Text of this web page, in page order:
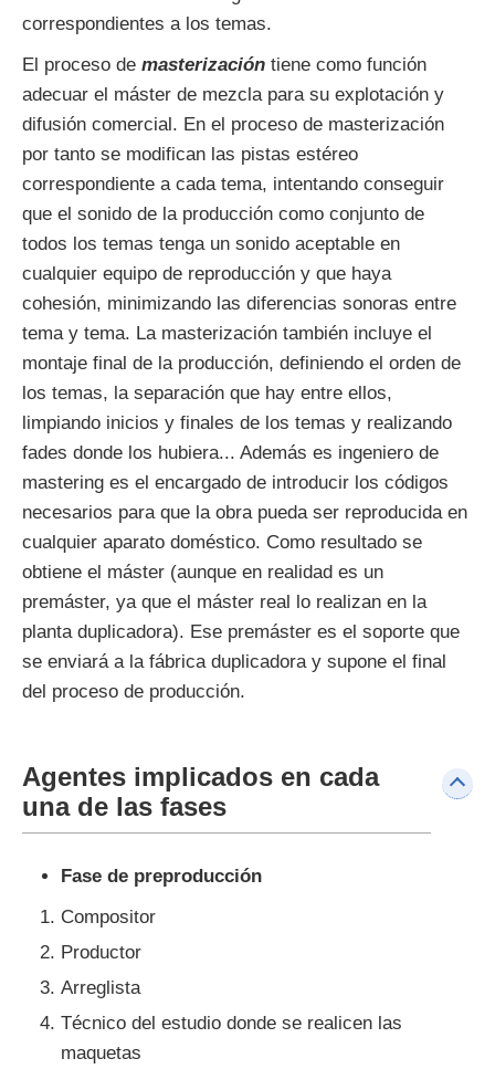
correspondientes a los temas.
El proceso de masterización tiene como función
adecuar el máster de mezcla para su explotación y
difusión comercial. En el proceso de masterización
por tanto se modifican las pistas estéreo
correspondiente a cada tema, intentando conseguir
que el sonido de la producción como conjunto de
todos los temas tenga un sonido aceptable en
cualquier equipo de reproducción y que haya
cohesión, minimizando las diferencias sonoras entre
tema y tema. La masterización también incluye el
montaje final de la producción, definiendo el orden de
los temas, la separación que hay entre ellos,
limpiando inicios y finales de los temas y realizando
fades donde los hubiera... Además es ingeniero de
mastering es el encargado de introducir los códigos
necesarios para que la obra pueda ser reproducida en
cualquier aparato doméstico. Como resultado se
obtiene el máster (aunque en realidad es un
premáster, ya que el máster real lo realizan en la
planta duplicadora). Ese premáster es el soporte que
se enviará a la fábrica duplicadora y supone el final
del proceso de producción.
Agentes implicados en cada
una de las fases
Fase de preproducción
Compositor
Productor
Arreglista
Técnico del estudio donde se realicen las
maquetas